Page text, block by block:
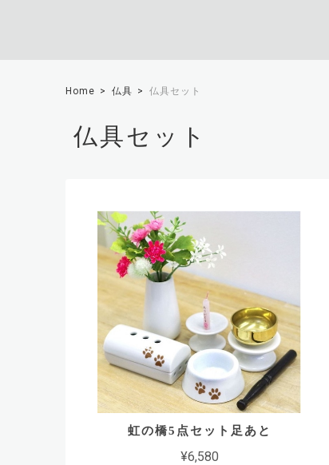
Home 仏具 仏具セット
仏具セット
虹の橋5点セット足あと
¥6,580